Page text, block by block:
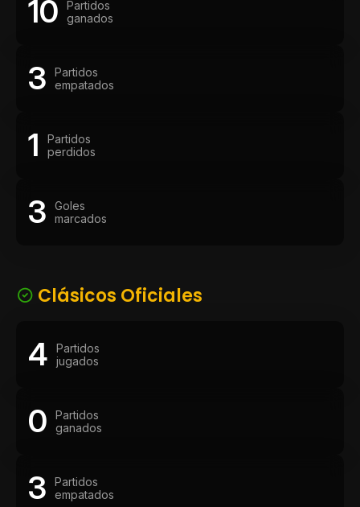
10
Partidos
ganados
3
Partidos
empatados
1
Partidos
perdidos
3
Goles
marcados
Clásicos Oficiales
4
Partidos
jugados
0
Partidos
ganados
3
Partidos
empatados